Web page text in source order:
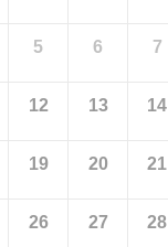
5 6 7
12 13 14
19 20 21
26 27 28